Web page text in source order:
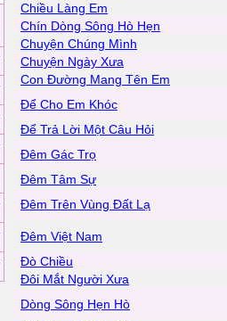
Chiều Làng Em
Chín Dòng Sông Hò Hẹn
Chuyện Chúng Mình
Chuyện Ngày Xưa
Con Đường Mang Tên Em
Để Cho Em Khóc
Để Trả Lời Một Câu Hỏi
Đêm Gác Trọ
Đêm Tâm Sự
Đêm Trên Vùng Đất Lạ
Đêm Việt Nam
Đò Chiều
Đôi Mắt Người Xưa
Dòng Sông Hẹn Hò